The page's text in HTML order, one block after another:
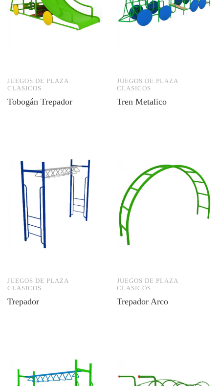
JUEGOS DE PLAZA
CLASICOS
Tobogán Trepador
JUEGOS DE PLAZA
CLASICOS
Tren Metalico
JUEGOS DE PLAZA
CLASICOS
Trepador
JUEGOS DE PLAZA
CLASICOS
Trepador Arco